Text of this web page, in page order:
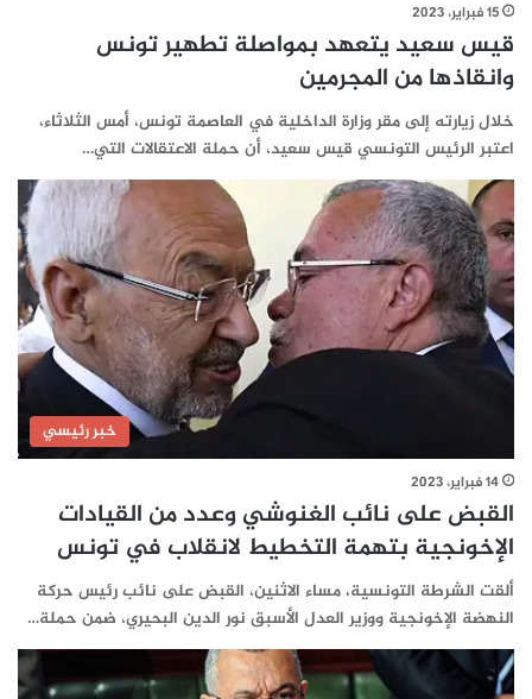
15 فبراير، 2023
قيس سعيد يتعهد بمواصلة تطهير تونس
وانقاذها من المجرمين
خلال زيارته إلى مقر وزارة الداخلية في العاصمة تونس، أمس الثلاثاء،
اعتبر الرئيس التونسي قيس سعيد، أن حملة الاعتقالات التي…
خبر رئيسي
14 فبراير، 2023
القبض على نائب الغنوشي وعدد من القيادات
الإخونجية بتهمة التخطيط لانقلاب في تونس
ألقت الشرطة التونسية، مساء الاثنين، القبض على نائب رئيس حركة
النهضة الإخونجية ووزير العدل الأسبق نور الدين البحيري، ضمن حملة…